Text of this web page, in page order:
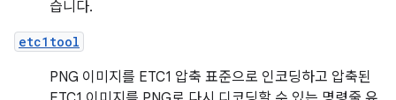
습니다.
etc1tool
PNG 이미지를 ETC1 압축 표준으로 인코딩하고 압축된